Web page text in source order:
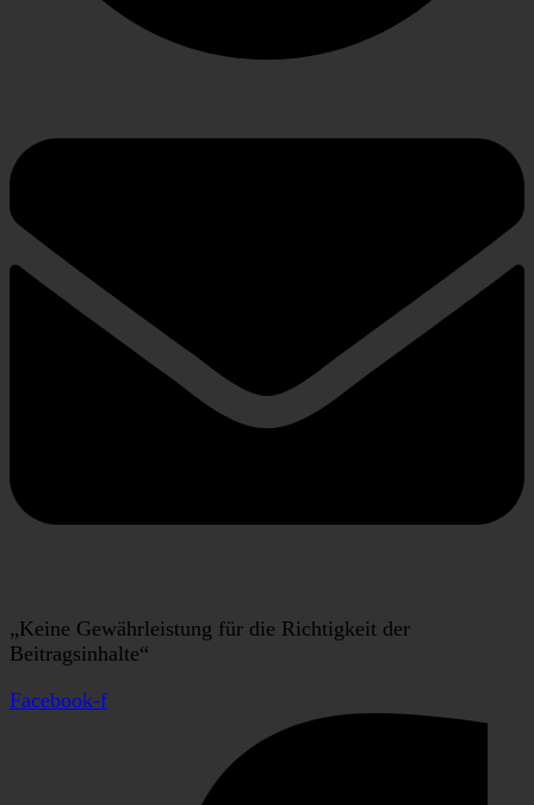
„Keine Gewährleistung für die Richtigkeit der
Beitragsinhalte“
Facebook-f